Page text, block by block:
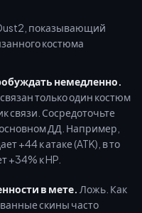
немедленно.
только один костюм
связи. Сосредоточьте
ДД. Например,
+44 к атаке (ATK), в то
+34% к HP.
в мете. Ложь. Как
скины часто